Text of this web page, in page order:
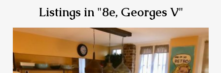
Listings in "8e, Georges V"